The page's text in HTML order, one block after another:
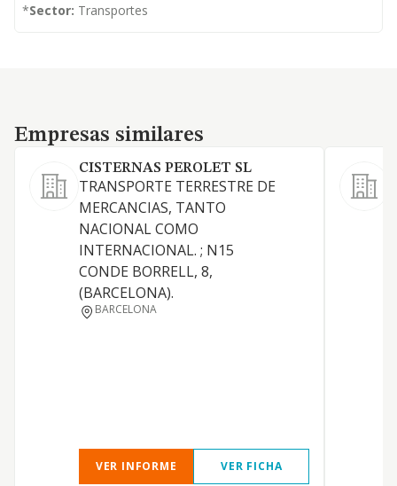
*Sector: Transportes
Empresas similares
Empresas similares
CISTERNAS PEROLET SL
TRANSPORTE TERRESTRE DE
MERCANCIAS, TANTO
NACIONAL COMO
INTERNACIONAL. ; N15
CONDE BORRELL, 8,
(BARCELONA).
BARCELONA
VER INFORME VER FICHA